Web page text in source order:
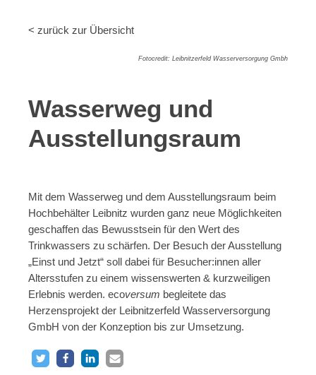
< zurück zur Übersicht
Fotocredit: Leibnitzerfeld Wasserversorgung Gmbh
Wasserweg und
Ausstellungsraum
Mit dem Wasserweg und dem Ausstellungsraum beim
Hochbehälter Leibnitz wurden ganz neue Möglichkeiten
geschaffen das Bewusstsein für den Wert des
Trinkwassers zu schärfen. Der Besuch der Ausstellung
„Einst und Jetzt“ soll dabei für Besucher:innen aller
Altersstufen zu einem wissenswerten & kurzweiligen
Erlebnis werden. ecoversum begleitete das
Herzensprojekt der Leibnitzerfeld Wasserversorgung
GmbH von der Konzeption bis zur Umsetzung.